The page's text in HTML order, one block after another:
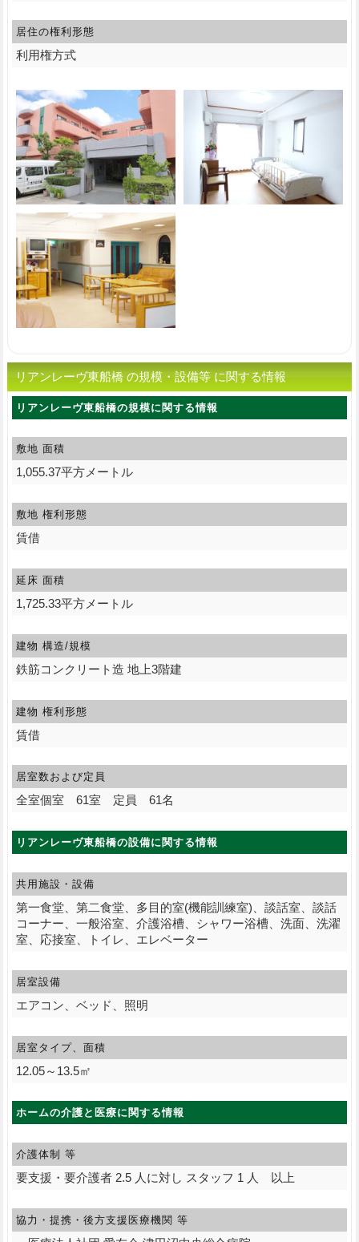
居住の権利形態
利用権方式
リアンレーヴ東船橋 の規模・設備等 に関する情報
リアンレーヴ東船橋の規模に関する情報
敷地 面積
1,055.37平方メートル
敷地 権利形態
賃借
延床 面積
1,725.33平方メートル
建物 構造/規模
鉄筋コンクリート造 地上3階建
建物 権利形態
賃借
居室数および定員
全室個室 61室 定員 61名
リアンレーヴ東船橋の設備に関する情報
共用施設・設備
第一食堂、第二食堂、多目的室(機能訓練室)、談話室、談話
コーナー、一般浴室、介護浴槽、シャワー浴槽、洗面、洗濯
室、応接室、トイレ、エレベーター
居室設備
エアコン、ベッド、照明
居室タイプ、面積
12.05～13.5㎡
ホームの介護と医療に関する情報
介護体制 等
要支援・要介護者 2.5 人に対し スタッフ 1 人 以上
協力・提携・後方支援 医療機関 等